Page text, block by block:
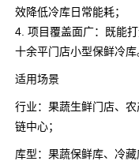
效降低冷库日常能耗；
4. 项目覆盖面广：既能
十余平门店小型保鲜冷库
适用场景
行业：果蔬生鲜门店、
链中心；
库型：果蔬保鲜库、冷